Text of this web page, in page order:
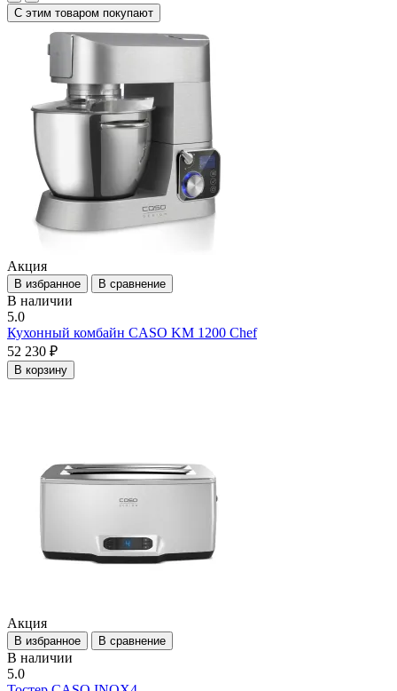
С этим товаром покупают
Акция
В избранное В сравнение
В наличии
5.0
Кухонный комбайн CASO KM 1200 Chef
52 230 ₽
В корзину
Акция
В избранное В сравнение
В наличии
5.0